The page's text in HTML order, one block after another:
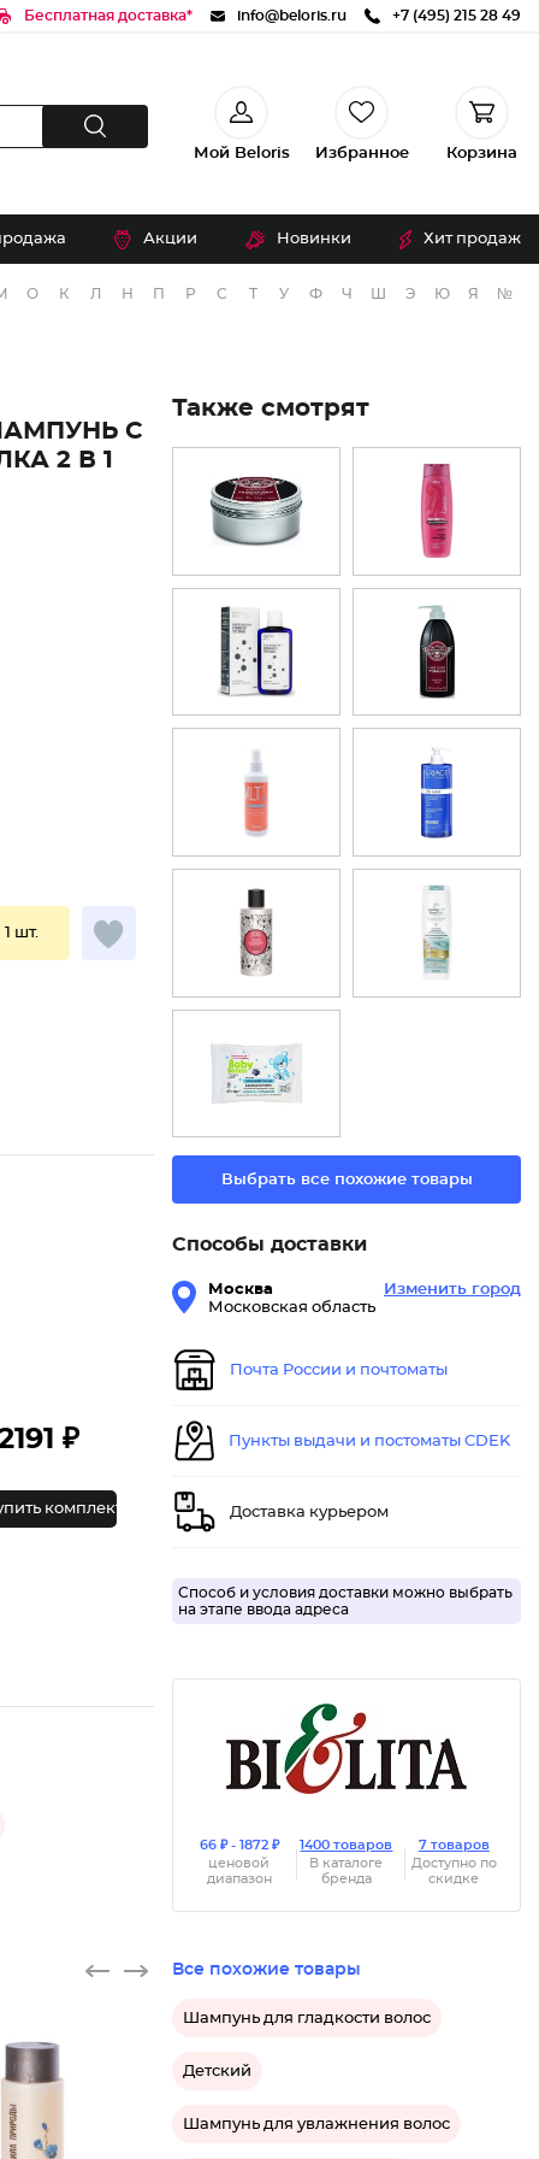
Бесплатная доставка* info@beloris.ru +7 (495) 215 28 49
Мой Beloris Избранное Корзина
Акции Новинки Хит продаж
О К Л Н П Р С Т У Ф Ч Э Ю Я №
С
2 В 1
1 шт.
₽
комплект
Также смотрят
Выбрать все похожие товары
Способы доставки
Москва
Московская область
Изменить город
Почта России и почтоматы
Пункты выдачи и постоматы CDEK
Доставка курьером
Способ и условия доставки можно выбрать
на этапе ввода адреса
66 ₽ - 1872 ₽
ценовой
диапазон
1400 товаров
В каталоге
бренда
7 товаров
Доступно по
скидке
Все похожие товары
Шампунь для гладкости волос
Детский
Шампунь для увлажнения волос